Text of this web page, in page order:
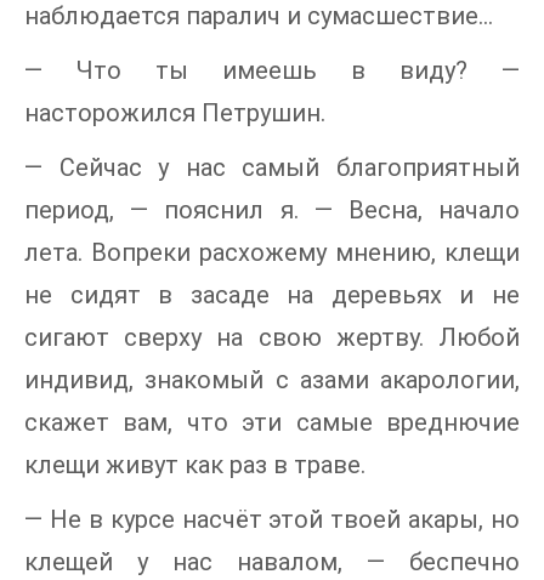
наблюдается паралич и сумасшествие...
— Что ты имеешь в виду? —
насторожился Петрушин.
— Сейчас у нас самый благоприятный
период, — пояснил я. — Весна, начало
лета. Вопреки расхожему мнению, клещи
не сидят в засаде на деревьях и не
сигают сверху на свою жертву. Любой
индивид, знакомый с азами акарологии,
скажет вам, что эти самые вреднючие
клещи живут как раз в траве.
— Не в курсе насчёт этой твоей акары, но
клещей у нас навалом, — беспечно